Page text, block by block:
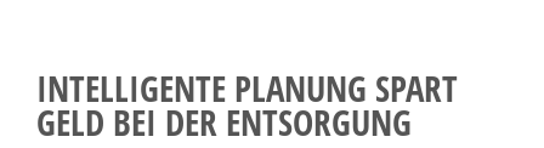
INTELLIGENTE PLANUNG SPART
GELD BEI DER ENTSORGUNG